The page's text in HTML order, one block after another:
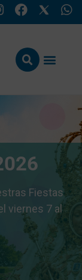
Fiestas
viernes 7 al